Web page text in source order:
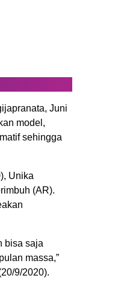
Juni
model,
sehingga
Unika
(AR).
bisa saja
massa,”
9/2020).